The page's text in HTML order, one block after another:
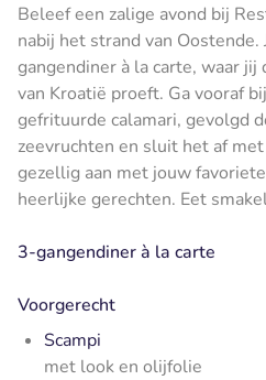
Beleef een zalige avond bij
nabij het strand van
gangendiner à la carte, waar
van Kroatië proeft. Ga vooraf
gefrituurde calamari, gevolgd
zeevruchten en sluit het af
gezellig aan met jouw
heerlijke gerechten. Eet
3-gangendiner à la carte
Voorgerecht
Scampi
met look en olijfolie